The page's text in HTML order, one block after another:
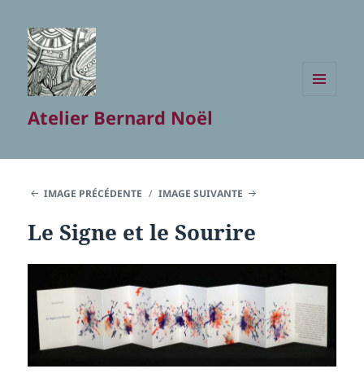
Atelier Bernard Noël
IMAGE PRÉCÉDENTE IMAGE SUIVANTE
Le Signe et le Sourire